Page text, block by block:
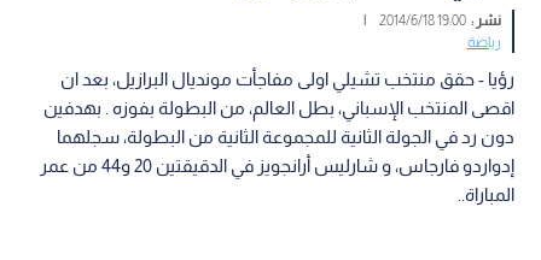
نشر :19:00 2014/6/18
|
رياضة
رؤيا - حقق منتخب تشيلي اولى مفاجأت مونديال البرازيل، بعد ان
اقصى المنتخب الإسباني، بطل العالم، من البطولة بفوزه . بهدفين
دون رد في الجولة الثانية للمجموعة الثانية من البطولة، سجلهما
إدواردو فارجاس، و شارليس أرانجويز في الدقيقتين 20 و44 من عمر
المباراة..